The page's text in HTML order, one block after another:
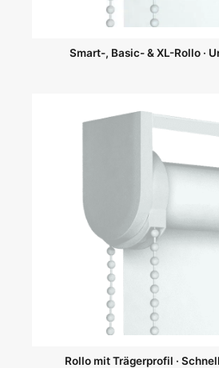
Smart-, Basic- & XL-Rollo ·
Rollo mit Trägerprofil ·